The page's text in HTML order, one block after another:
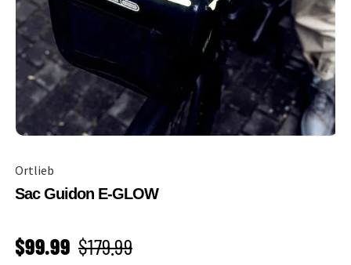
Ortlieb
Sac Guidon E-GLOW
PRIX SOLDÉ
$99.99 Prix habituel
$179.99